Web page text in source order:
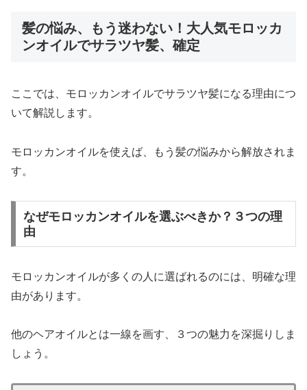
髪の悩み、もう迷わない！大人気モロッカ
ンオイルでサラツヤ髪、確定
ここでは、モロッカンオイルでサラツヤ髪になる理由につ
いて解説します。
モロッカンオイルを使えば、もう髪の悩みから解放されま
す。
なぜモロッカンオイルを選ぶべきか？３つの理
由
モロッカンオイルが多くの人に選ばれるのには、明確な理
由があります。
他のヘアオイルとは一線を画す、３つの魅力を深掘りしま
しょう。